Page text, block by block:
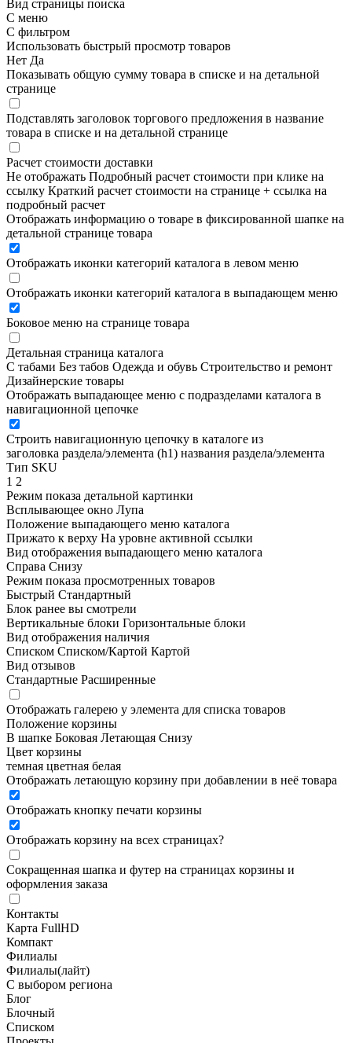
Вид страницы поиска
С меню
С фильтром
Использовать быстрый просмотр товаров
Нет Да
Показывать общую сумму товара в списке и на детальной
странице
Подставлять заголовок торгового предложения в название
товара в списке и на детальной странице
Расчет стоимости доставки
Не отображать Подробный расчет стоимости при клике на
ссылку Краткий расчет стоимости на странице + ссылка на
подробный расчет
Отображать информацию о товаре в фиксированной шапке на
детальной странице товара
Отображать иконки категорий каталога в левом меню
Отображать иконки категорий каталога в выпадающем меню
Боковое меню на странице товара
Детальная страница каталога
С табами Без табов Одежда и обувь Строительство и ремонт
Дизайнерские товары
Отображать выпадающее меню с подразделами каталога в
навигационной цепочке
Строить навигационную цепочку в каталоге из
заголовка раздела/элемента (h1) названия раздела/элемента
Тип SKU
1 2
Режим показа детальной картинки
Всплывающее окно Лупа
Положение выпадающего меню каталога
Прижато к верху На уровне активной ссылки
Вид отображения выпадающего меню каталога
Справа Снизу
Режим показа просмотренных товаров
Быстрый Стандартный
Блок ранее вы смотрели
Вертикальные блоки Горизонтальные блоки
Вид отображения наличия
Списком Списком/Картой Картой
Вид отзывов
Стандартные Расширенные
Отображать галерею у элемента для списка товаров
Положение корзины
В шапке Боковая Летающая Снизу
Цвет корзины
темная цветная белая
Отображать летающую корзину при добавлении в неё товара
Отображать кнопку печати корзины
Отображать корзину на всех страницах?
Сокращенная шапка и футер на страницах корзины и
оформления заказа
Контакты
Карта FullHD
Компакт
Филиалы
Филиалы(лайт)
С выбором региона
Блог
Блочный
Списком